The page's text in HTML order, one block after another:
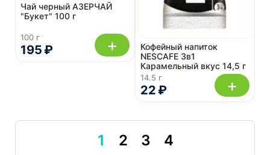
195 ₽
Чай черный АЗЕРЧАЙ
"Букет" 100 г
100 г +
22 ₽
Кофейный напиток
NESCAFE 3в1
Карамельный вкус 14,5 г
14.5 г +
1 2 3 4